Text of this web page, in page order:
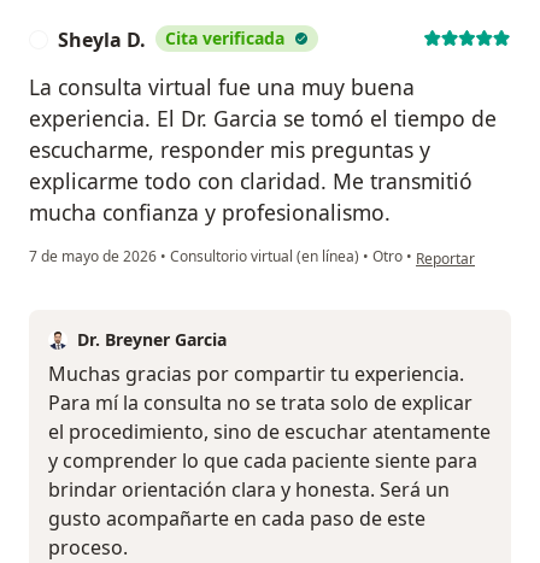
Sheyla D. Cita verificada
La consulta virtual fue una muy buena
experiencia. El Dr. Garcia se tomó el tiempo de
escucharme, responder mis preguntas y
explicarme todo con claridad. Me transmitió
mucha confianza y profesionalismo.
7 de mayo de 2026 • Consultorio virtual (en línea) • Otro • en opinión del
Reportar
Dr. Breyner Garcia
Muchas gracias por compartir tu experiencia.
Para mí la consulta no se trata solo de explicar
el procedimiento, sino de escuchar atentamente
y comprender lo que cada paciente siente para
brindar orientación clara y honesta. Será un
gusto acompañarte en cada paso de este
proceso.